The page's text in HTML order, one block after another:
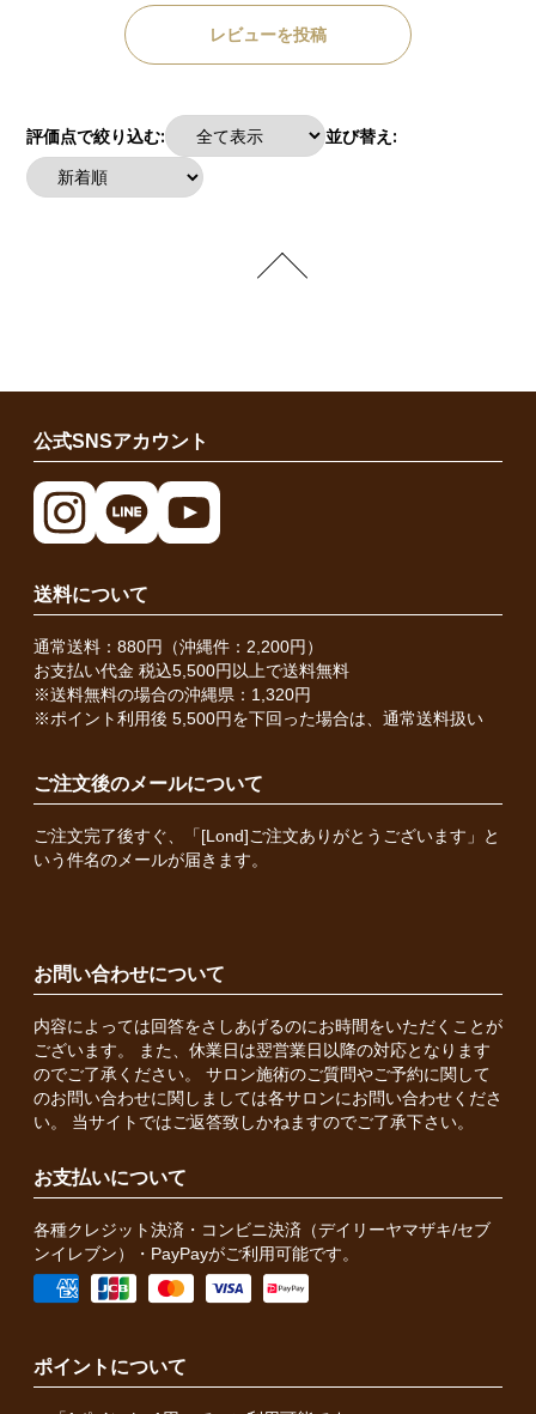
レビューを投稿
評価点で絞り込む: 並び替え:
公式SNSアカウント
送料について
通常送料：880円（沖縄件：2,200円）
お支払い代金 税込5,500円以上で送料無料
※送料無料の場合の沖縄県：1,320円
※ポイント利用後 5,500円を下回った場合は、通常送料扱い
ご注文後のメールについて
ご注文完了後すぐ、「[Lond]ご注文ありがとうございます」と
いう件名のメールが届きます。
お問い合わせについて
内容によっては回答をさしあげるのにお時間をいただくことが
ございます。 また、休業日は翌営業日以降の対応となります
のでご了承ください。 サロン施術のご質問やご予約に関して
のお問い合わせに関しましては各サロンにお問い合わせくださ
い。 当サイトではご返答致しかねますのでご了承下さい。
お支払いについて
各種クレジット決済・コンビニ決済（デイリーヤマザキ/セブ
ンイレブン）・PayPayがご利用可能です。
ポイントについて